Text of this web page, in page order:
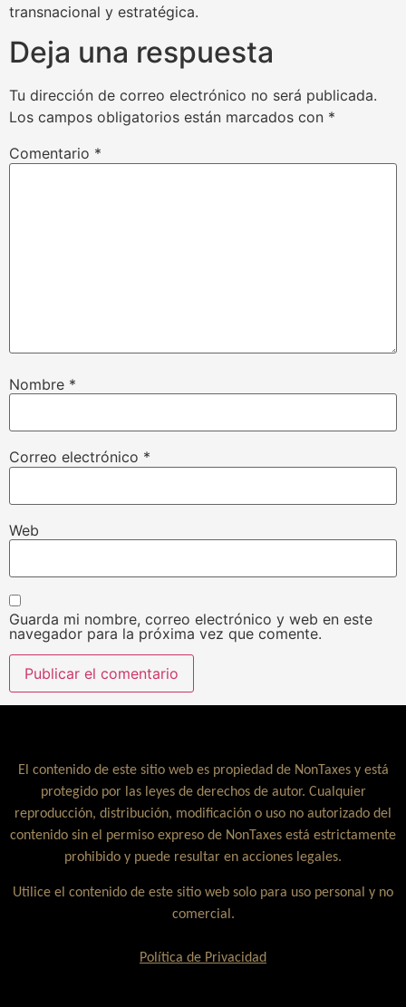
transnacional y estratégica.
Deja una respuesta
Tu dirección de correo electrónico no será publicada.
Los campos obligatorios están marcados con *
Comentario *
Nombre *
Correo electrónico *
Web
Guarda mi nombre, correo electrónico y web en este
navegador para la próxima vez que comente.
El contenido de este sitio web es propiedad de NonTaxes y está
protegido por las leyes de derechos de autor. Cualquier
reproducción, distribución, modificación o uso no autorizado del
contenido sin el permiso expreso de NonTaxes está estrictamente
prohibido y puede resultar en acciones legales.
Utilice el contenido de este sitio web solo para uso personal y no
comercial.
Política de Privacidad